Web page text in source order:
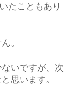
たこともあり
。
いですが、次
思います。